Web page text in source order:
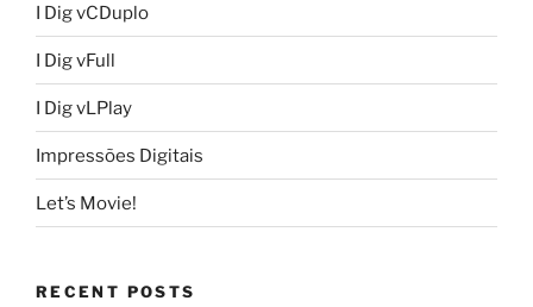
I Dig vCDuplo
I Dig vFull
I Dig vLPlay
Impressões Digitais
Let’s Movie!
RECENT POSTS